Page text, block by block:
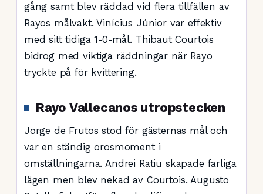
gång samt blev räddad vid flera tillfällen av
Rayos målvakt. Vinícius Júnior var effektiv
med sitt tidiga 1-0-mål. Thibaut Courtois
bidrog med viktiga räddningar när Rayo
tryckte på för kvittering.
Rayo Vallecanos utropstecken
Jorge de Frutos stod för gästernas mål och
var en ständig orosmoment i
omställningarna. Andrei Ratiu skapade farliga
lägen men blev nekad av Courtois. Augusto